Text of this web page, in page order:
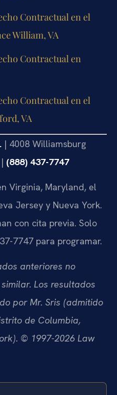
Contractual en el
William, VA
Contractual en
Contractual en el
VA
| 4008 Williamsburg
(888) 437-7747
Virginia, Maryland, el
Jersey y Nueva York.
con cita previa. Solo
7747 para programar.
anteriores no
Los resultados
por Mr. Sris (admitido
de Columbia,
© 1997-2026 Law